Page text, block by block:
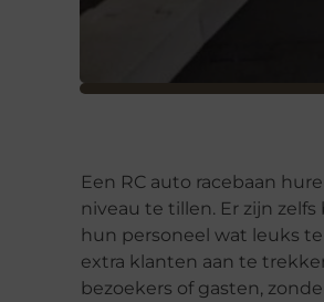
Een RC auto racebaan
niveau te tillen. Er zijn
hun personeel wat leuks
extra klanten aan te
bezoekers of gasten,